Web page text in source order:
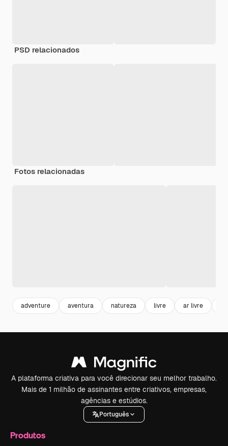
PSD relacionados
Fotos relacionadas
adventure aventura natureza livre ar livre
A plataforma criativa para você direcionar seu melhor trabalho.
Mais de 1 milhão de assinantes entre criativos, empresas,
agências e estúdios.
Português
Produtos